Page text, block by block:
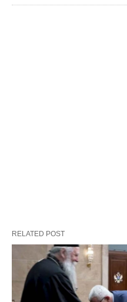
RELATED POST